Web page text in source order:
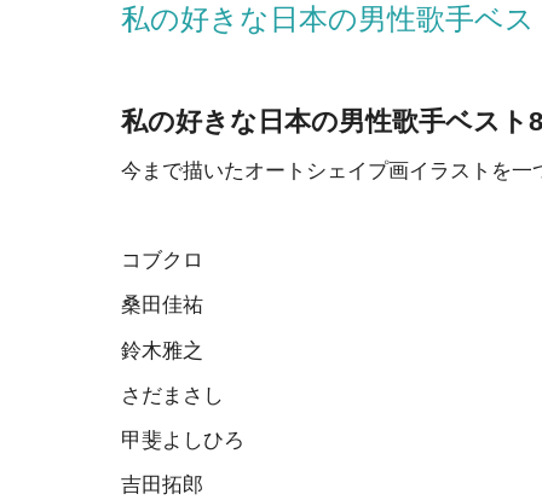
私の好きな日本の男性歌手ベス
私の好きな日本の男性歌手ベスト8
今まで描いたオートシェイプ画イラストを一
コブクロ
桑田佳祐
鈴木雅之
さだまさし
甲斐よしひろ
吉田拓郎